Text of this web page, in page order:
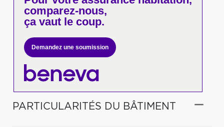
comparez-nous,
ça vaut le coup.
Demandez une soumission
PARTICULARITÉS DU BÂTIMENT